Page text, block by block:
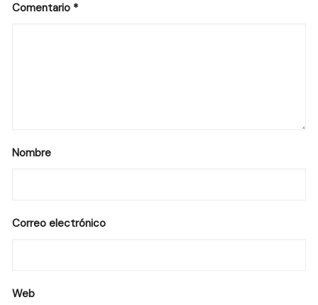
Comentario *
Nombre
Correo electrónico
Web